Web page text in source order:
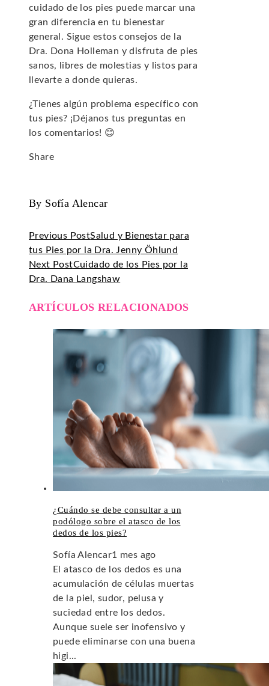
cuidado de los pies puede marcar una
gran diferencia en tu bienestar
general. Sigue estos consejos de la
Dra. Dona Holleman y disfruta de pies
sanos, libres de molestias y listos para
llevarte a donde quieras.
¿Tienes algún problema específico con
tus pies? ¡Déjanos tus preguntas en
los comentarios! 😊
Share
By Sofía Alencar
Previous PostSalud y Bienestar para
tus Pies por la Dra. Jenny Öhlund
Next PostCuidado de los Pies por la
Dra. Dana Langshaw
ARTÍCULOS RELACIONADOS
¿Cuándo se debe consultar a un
podólogo sobre el atasco de los
dedos de los pies?
Sofía Alencar1 mes ago
El atasco de los dedos es una
acumulación de células muertas
de la piel, sudor, pelusa y
suciedad entre los dedos.
Aunque suele ser inofensivo y
puede eliminarse con una buena
higi...